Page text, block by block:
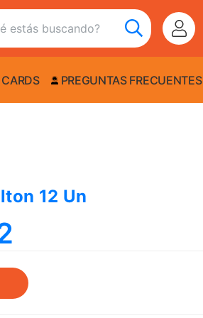
PREGUNTAS FRECUENTES
12 Un